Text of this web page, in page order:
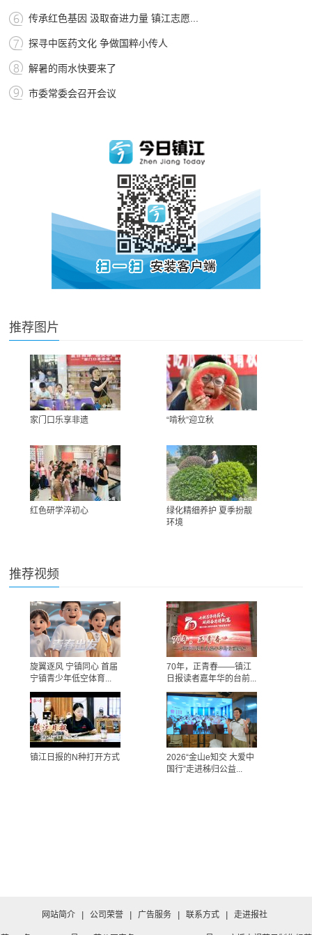
传承红色基因 汲取奋进力量 镇江志愿...
探寻中医药文化 争做国粹小传人
解暑的雨水快要来了
市委常委会召开会议
推荐图片
家门口乐享非遗 “啃秋”迎立秋
红色研学淬初心
绿化精细养护 夏季扮靓
环境
推荐视频
旋翼逐风 宁镇同心 首届
宁镇青少年低空体育...
70年，正青春——镇江
日报读者嘉年华的台前...
镇江日报的N种打开方式
2026“金山e知交 大爱中
国行”走进秭归公益...
网站简介 | 公司荣誉 | 广告服务 | 联系方式 | 走进报社